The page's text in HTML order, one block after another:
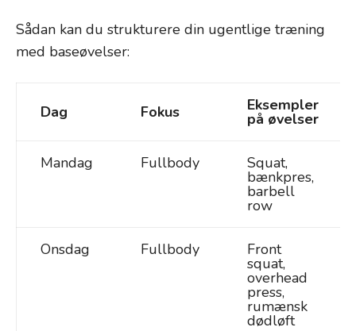
Sådan kan du strukturere din ugentlige træning
med baseøvelser:
Dag Fokus Eksempler
på øvelser
Mandag Fullbody Squat,
bænkpres,
barbell
row
Onsdag Fullbody Front
squat,
overhead
press,
rumænsk
dødløft